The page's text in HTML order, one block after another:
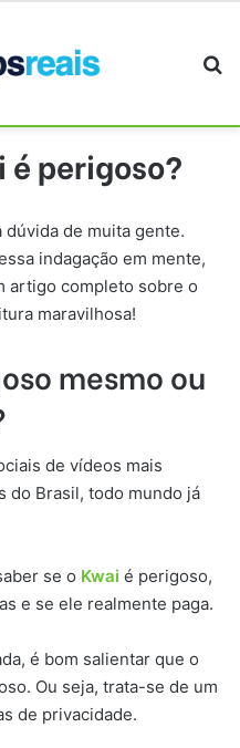
perigoso?
dúvida de muita gente.
indagação em mente,
artigo completo sobre o
maravilhosa!
mesmo ou
de vídeos mais
do Brasil, todo mundo já
se o Kwai é perigoso,
e se ele realmente paga.
é bom salientar que o
Ou seja, trata-se de um
de privacidade.